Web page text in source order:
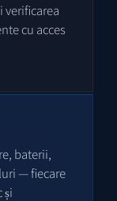
cu acces
baterii,
— fiecare
și